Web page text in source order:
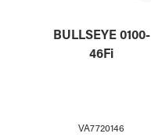
BULLSEYE 0100-
46Fi
VA7720146